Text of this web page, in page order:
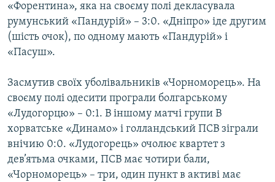
«Форентина», яка на своєму полі декласувала
румунський «Пандурій» – 3:0. «Дніпро» іде другим
(шість очок), по одному мають «Пандурій» і
«Пасуш».
Засмутив своїх уболівальників «Чорноморець». На
своєму полі одесити програли болгарському
«Лудогорцю» – 0:1. В іншому матчі групи В
хорватське «Динамо» і голландський ПСВ зіграли
внічию 0:0. «Лудогорець» очолює квартет з
дев’ятьма очками, ПСВ має чотири бали,
«Чорноморець» – три, один пункт в активі має